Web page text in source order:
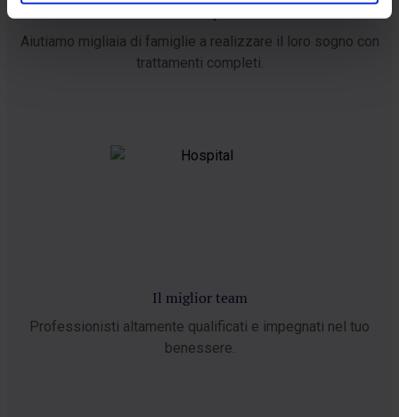
Aiutiamo migliaia di famiglie a realizzare il loro sogno con
trattamenti completi.
Il miglior team
Professionisti altamente qualificati e impegnati nel tuo
benessere.